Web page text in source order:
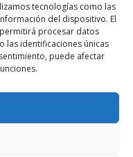
tecnologías como las
del dispositivo. El
procesar datos
las identificaciones únicas
puede afectar